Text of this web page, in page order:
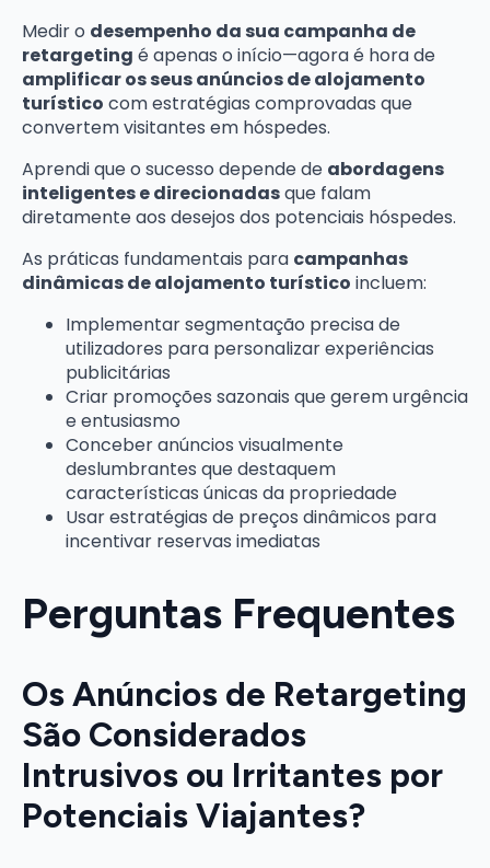
Medir o desempenho da sua campanha de
retargeting é apenas o início—agora é hora de
amplificar os seus anúncios de alojamento
turístico com estratégias comprovadas que
convertem visitantes em hóspedes.
Aprendi que o sucesso depende de abordagens
inteligentes e direcionadasque falam
diretamente aos desejos dos potenciais hóspedes.
As práticas fundamentais para campanhas
dinâmicas de alojamento turístico incluem:
Implementar segmentação precisa de
utilizadores para personalizar experiências
publicitárias
Criar promoções sazonais que gerem urgência
e entusiasmo
Conceber anúncios visualmente
deslumbrantes que destaquem
características únicas da propriedade
Usar estratégias de preços dinâmicos para
incentivar reservas imediatas
Perguntas Frequentes
Os Anúncios de Retargeting
São Considerados
Intrusivos ou Irritantes por
Potenciais Viajantes?